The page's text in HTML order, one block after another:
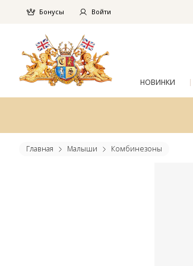
Бонусы Войти
НОВИНКИ
Главная Малыши Комбинезоны